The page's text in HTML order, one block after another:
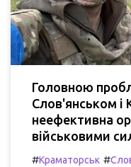
Головною
Слов'янськом і
неефективна
військовими
#Краматорськ #